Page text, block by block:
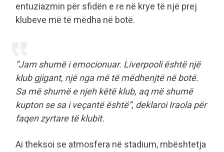
entuziazmin për sfidën e re në krye të një prej
klubeve më të mëdha në botë.
“Jam shumë i emocionuar. Liverpooli është një
klub gjigant, një nga më të mëdhenjtë në botë.
Sa më shumë e njeh këtë klub, aq më shumë
kupton se sa i veçantë është”, deklaroi Iraola për
faqen zyrtare të klubit.
Ai theksoi se atmosfera në stadium, mbështetja